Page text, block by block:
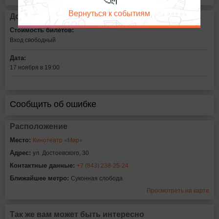
Дополнительная информация
Стоимость билетов:
Вход свободный
Дата:
17 ноября в 19:00
Сообщить об ошибке
Расположение
Место: Кинотеатр «Мир»
Адрес: ул. Достоевского, 30
Контактные данные: +7 (843) 238-25-24
Ближайшее метро: Суконная слобода
Просмотреть на карте
Так же вам может быть интересно
Вернуться к событиям